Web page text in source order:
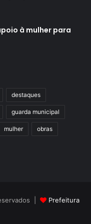
à mulher para
destaques
guarda municipal
mulher obras
|
Prefeitura